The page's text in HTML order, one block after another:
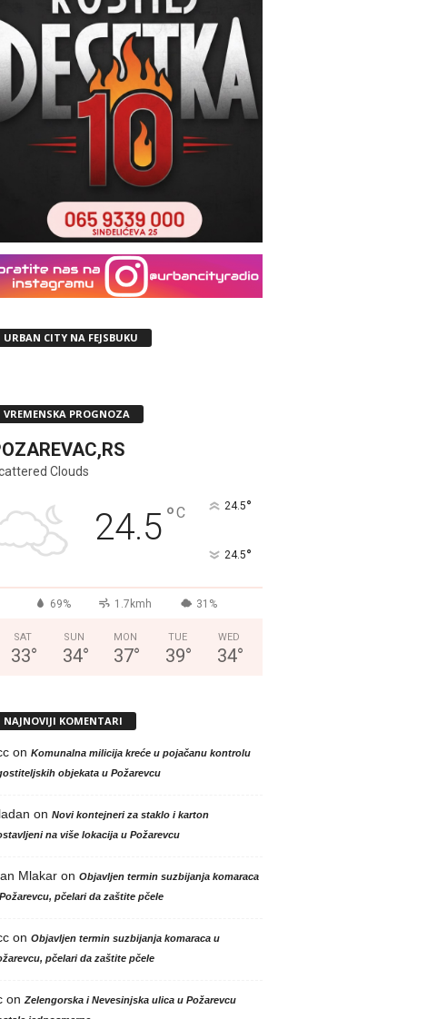
URBAN CITY NA FEJSBUKU
VREMENSKA PROGNOZA
Clouds
24.5°C 24.5°
24.5°
69% 1.7kmh 31%
SAT
33°
SUN
34°
MON
37°
TUE
39°
WED
34°
NAJNOVIJI KOMENTARI
on Komunalna milicija kreće u pojačanu kontrolu
objekata u Požarevcu
on Novi kontejneri za staklo i karton
na više lokacija u Požarevcu
Mlakaron Objavljen termin suzbijanja komaraca
pčelari da zaštite pčele
on Objavljen termin suzbijanja komaraca u
pčelari da zaštite pčele
on Zelengorska i Nevesinjska ulica u Požarevcu